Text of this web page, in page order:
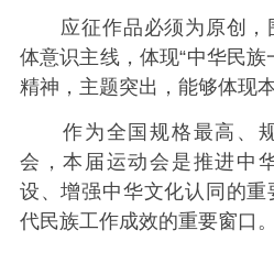
应征作品必须为原创，
体意识主线，体现“中华民
精神，主题突出，能够体现
作为全国规格最高、规
会，本届运动会是推进中
设、增强中华文化认同的
代民族工作成效的重要窗口。